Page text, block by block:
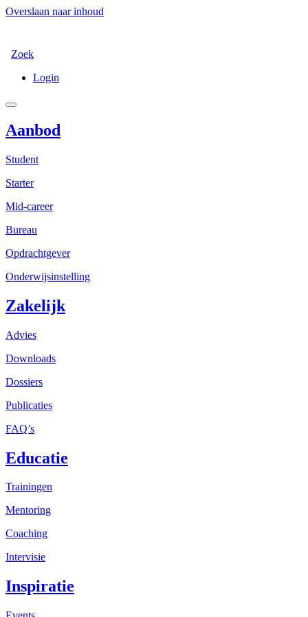
Overslaan naar inhoud
Zoek
Login
Aanbod
Student
Starter
Mid-career
Bureau
Opdrachtgever
Onderwijsinstelling
Zakelijk
Advies
Downloads
Dossiers
Publicaties
FAQ’s
Educatie
Trainingen
Mentoring
Coaching
Intervisie
Inspiratie